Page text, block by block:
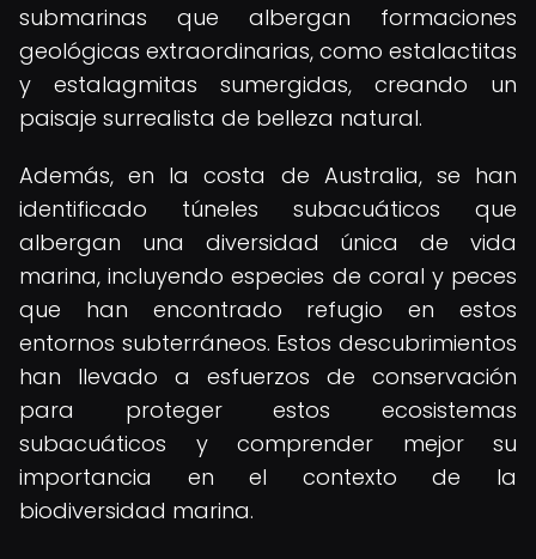
submarinas que albergan formaciones
geológicas extraordinarias, como estalactitas
y estalagmitas sumergidas, creando un
paisaje surrealista de belleza natural.
Además, en la costa de Australia, se han
identificado túneles subacuáticos que
albergan una diversidad única de vida
marina, incluyendo especies de coral y peces
que han encontrado refugio en estos
entornos subterráneos. Estos descubrimientos
han llevado a esfuerzos de conservación
para proteger estos ecosistemas
subacuáticos y comprender mejor su
importancia en el contexto de la
biodiversidad marina.